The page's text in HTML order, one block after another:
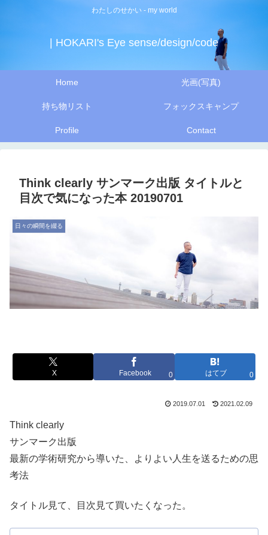
わたしのせかい - my world
| HOKARI's Eye sense/design/code
Home 光画(写真)
持ち物リスト フォックスキャンプ
Profile Contact
Think clearly サンマーク出版 タイトルと
目次で気になった本 20190701
日々の瞬間を綴る
X Facebook 0 はてブ 0
2019.07.01 2021.02.09
Think clearly
サンマーク出版
最新の学術研究から導いた、よりよい人生を送るための思
考法
タイトル見て、目次見て買いたくなった。